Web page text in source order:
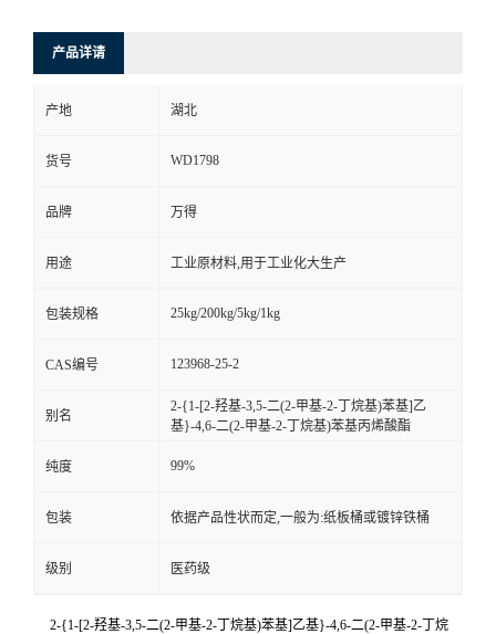
产品详请
产地 湖北
货号 WD1798
品牌 万得
用途 工业原材料,用于工业化大生产
包装规格 25kg/200kg/5kg/1kg
CAS编号 123968-25-2
别名
2-{1-[2-羟基-3,5-二(2-甲基-2-丁烷基)苯基]乙
基}-4,6-二(2-甲基-2-丁烷基)苯基丙烯酸酯
纯度 99%
包装 依据产品性状而定,一般为:纸板桶或镀锌铁桶
级别 医药级
2-{1-[2-羟基-3,5-二(2-甲基-2-丁烷基)苯基]乙基}-4,6-二(2-甲基-2-丁烷